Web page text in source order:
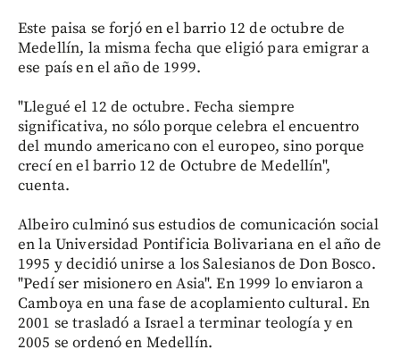
Este paisa se forjó en el barrio 12 de octubre de
Medellín, la misma fecha que eligió para emigrar a
ese país en el año de 1999.
"Llegué el 12 de octubre. Fecha siempre
significativa, no sólo porque celebra el encuentro
del mundo americano con el europeo, sino porque
crecí en el barrio 12 de Octubre de Medellín",
cuenta.
Albeiro culminó sus estudios de comunicación social
en la Universidad Pontificia Bolivariana en el año de
1995 y decidió unirse a los Salesianos de Don Bosco.
"Pedí ser misionero en Asia". En 1999 lo enviaron a
Camboya en una fase de acoplamiento cultural. En
2001 se trasladó a Israel a terminar teología y en
2005 se ordenó en Medellín.